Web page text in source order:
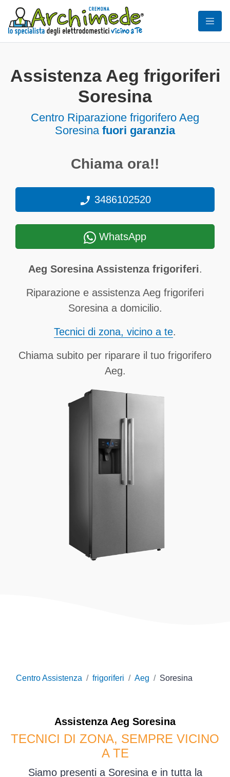
Assistenza Aeg frigoriferi
Soresina
Centro Riparazione frigorifero Aeg
Soresina fuori garanzia
Chiama ora!!
3486102520
WhatsApp
Aeg Soresina Assistenza frigoriferi.
Riparazione e assistenza Aeg frigoriferi
Soresina a domicilio.
Tecnici di zona, vicino a te.
Chiama subito per riparare il tuo frigorifero
Aeg.
Centro Assistenza frigoriferi Aeg Soresina
Assistenza Aeg Soresina
TECNICI DI ZONA, SEMPRE VICINO
A TE
Siamo presenti a Soresina e in tutta la